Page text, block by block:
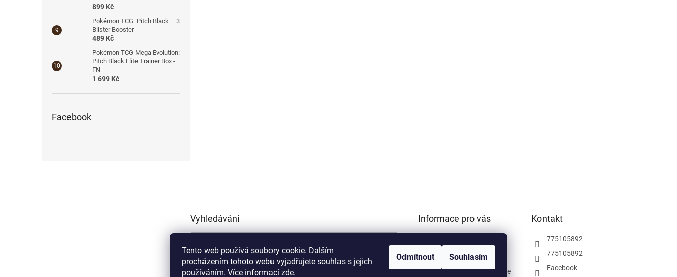
Tento web používá soubory cookie. Dalším
procházením tohoto webu vyjadřujete souhlas s jejich
používáním. Více informací zde.
Odmítnout Souhlasím
899 Kč
Pokémon TCG: Pitch Black – 3
Blister Booster
489 Kč
Pokémon TCG Mega Evolution:
Pitch Black Elite Trainer Box -
EN
1 699 Kč
Facebook
Vyhledávání Informace pro vás
Podmínky ochrany osobních
údajů
Kamenná prodejna Pardubice
Kontakt
775105892
775105892
Facebook